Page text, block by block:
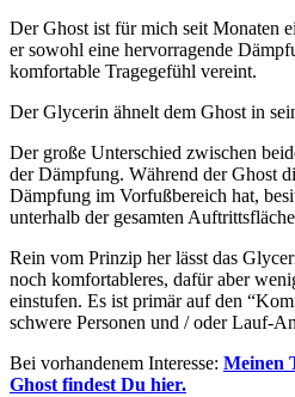
Der Ghost ist für mich seit Monaten
er sowohl eine hervorragende
komfortable Tragegefühl vereint.
Der Glycerin ähnelt dem Ghost in
Der große Unterschied zwischen
der Dämpfung. Während der Ghost
Dämpfung im Vorfußbereich hat,
unterhalb der gesamten
Rein vom Prinzip her lässt das
noch komfortableres, dafür aber
einstufen. Es ist primär auf den
schwere Personen und / oder Lauf-
Bei vorhandenem Interesse: Meinen
Ghost findest Du hier.